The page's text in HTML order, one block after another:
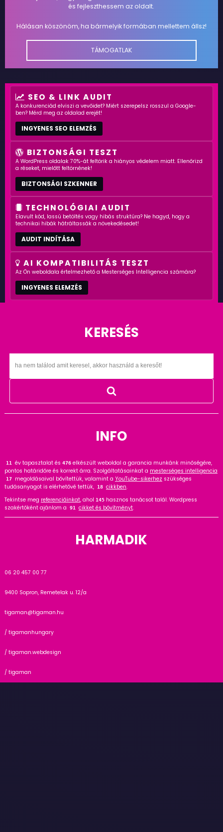
és fejleszthessem az oldalt.
Hálásan köszönöm, ha bármelyik formában mellettem állsz!
TÁMOGATLAK
SEO & LINK AUDIT
A konkurenciád elviszi a vevőidet? Miért szerepelsz rosszul a Google-
ben? Mérd meg az oldalad erejét!
INGYENES SEO ELEMZÉS
BIZTONSÁGI TESZT
A WordPress oldalak 70%-át feltörik a hiányos védelem miatt. Ellenőrizd
a réseket, mielőtt feltörnének!
BIZTONSÁGI SZKENNER
TECHNOLÓGIAI AUDIT
Elavult kód, lassú betöltés vagy hibás struktúra? Ne hagyd, hogy a
technikai hibák hátráltassák a növekedésedet!
AUDIT INDÍTÁSA
AI KOMPATIBILITÁS TESZT
Az Ön weboldala értelmezhető a Mesterséges Intelligencia számára?
INGYENES ELEMZÉS
KERESÉS
INFO
17 év tapasztalat és 476elkészült weboldal a garancia munkánk minőségére,
pontos határidőre és korrekt árra. Szolgáltatásainkat a mesterséges intelligencia
17 megoldásaival bővítettük, valamint a YouTube-sikerhez szükséges
tudásanyagot is elérhetővé tettük, 18 cikkben.
Tekintse meg referenciáinkat, ahol 145hasznos tanácsot talál. Wordpress
szakértőként ajánlom a 91 cikket és bővítményt.
HARMADIK
06 20 457 00 77
9400 Sopron, Remetelak u. 12/a
tigaman@tigaman.hu
/ tigamanhungary
/ tigaman.webdesign
/ tigaman